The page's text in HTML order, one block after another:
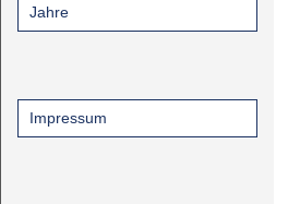
Jahre
Impressum